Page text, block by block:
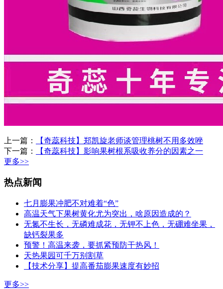
上一篇：
【奇蕊科技】郑凯旋老师谈管理桃树不用多效唑
下一篇：
【奇蕊科技】影响果树根系吸收养分的因素之一
更多>>
热点新闻
七月膨果冲肥不对难着“色”
高温天气下果树黄化尤为突出，啥原因造成的？
无氮不生长，无磷难成花，无钾不上色，无硼难坐果，
缺钙裂果多
预警！高温来袭，要抓紧预防干热风！
天热果园可千万别割草
【技术分享】提高番茄膨果速度有妙招
更多>>